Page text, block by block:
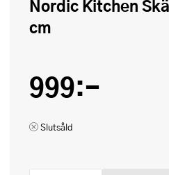
Nordic Kitchen Skärbräda 35
cm
999:-
Slutsåld